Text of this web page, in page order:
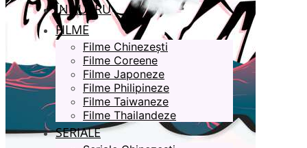
ÎN LUCRU
FILME
Filme Chinezești
Filme Coreene
Filme Japoneze
Filme Philipineze
Filme Taiwaneze
Filme Thailandeze
SERIALE